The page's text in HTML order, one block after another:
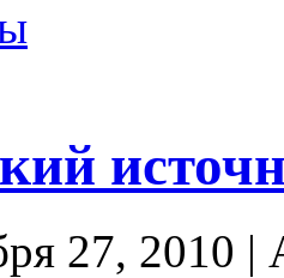
27, 2010 |